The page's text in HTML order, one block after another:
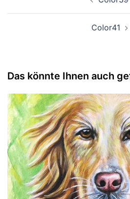
Color41
Das könnte Ihnen auch